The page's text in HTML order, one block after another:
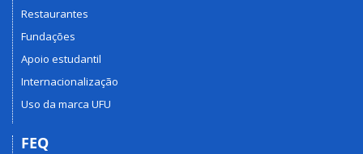
Restaurantes
Fundações
Apoio estudantil
Internacionalização
Uso da marca UFU
FEQ